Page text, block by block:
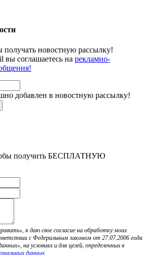
получать новостную рассылку!
вы соглашаетесь на рекламно-
добавлен в новостную рассылку!
получить БЕСПЛАТНУЮ
я даю свое согласие на обработку моих
с Федеральным законом от 27.07.2006 года
на условиях и для целей, определенных в
данных